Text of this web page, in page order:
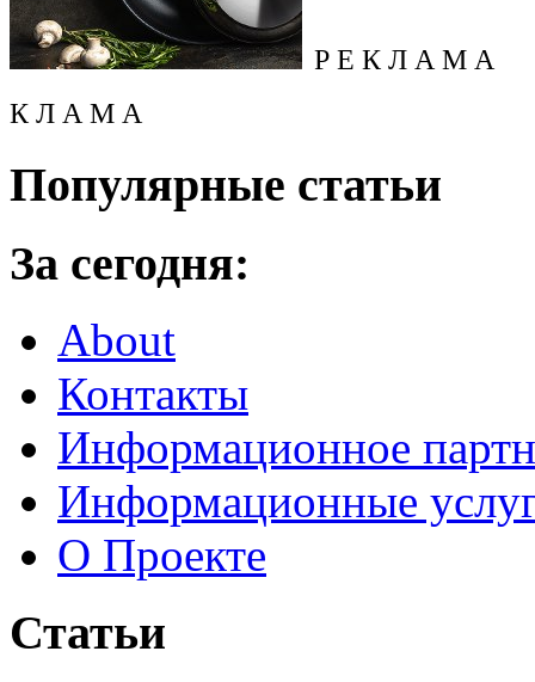
Р Е К Л А М А
К Л А М А
Популярные статьи
За сегодня:
About
Контакты
Информационное
Информационные
О Проекте
Статьи